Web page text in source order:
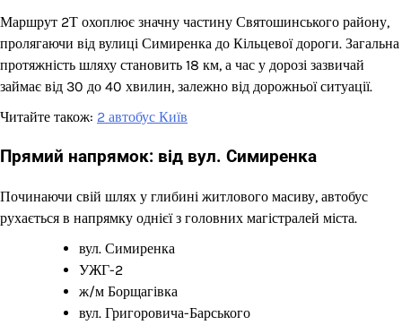
Маршрут 2Т охоплює значну частину Святошинського району,
пролягаючи від вулиці Симиренка до Кільцевої дороги. Загальна
протяжність шляху становить 18 км, а час у дорозі зазвичай
займає від 30 до 40 хвилин, залежно від дорожньої ситуації.
Читайте також: 2 автобус Київ
Прямий напрямок: від вул. Симиренка
Починаючи свій шлях у глибині житлового масиву, автобус
рухається в напрямку однієї з головних магістралей міста.
вул. Симиренка
УЖГ-2
ж/м Борщагівка
вул. Григоровича-Барського